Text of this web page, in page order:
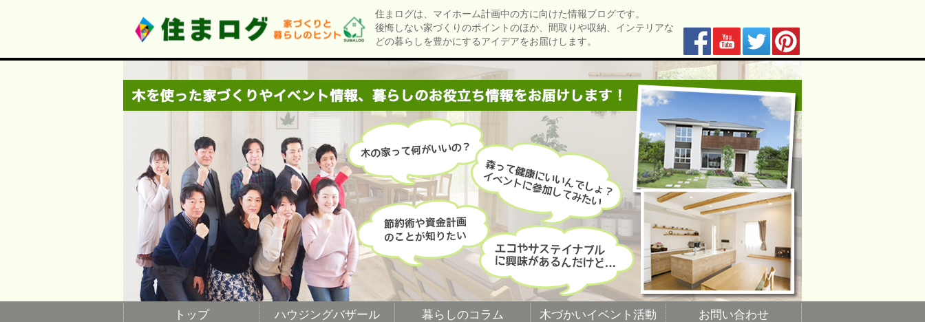
住まログは、マイホーム計画中の方に向けた情報ブログです。
後悔しない家づくりのポイントのほか、間取りや収納、インテリアな
どの暮らしを豊かにするアイデアをお届けします。
トップ ハウジングバザール 暮らしのコラム 木づかいイベント活動 お問い合わせ